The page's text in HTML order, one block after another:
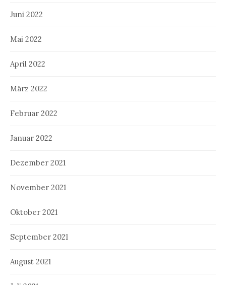
Juni 2022
Mai 2022
April 2022
März 2022
Februar 2022
Januar 2022
Dezember 2021
November 2021
Oktober 2021
September 2021
August 2021